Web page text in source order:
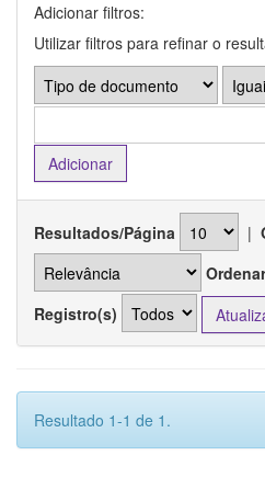
Adicionar filtros:
Utilizar filtros para refinar o
Resultados/Página |
Ordenar
Registro(s)
Resultado 1-1 de 1.